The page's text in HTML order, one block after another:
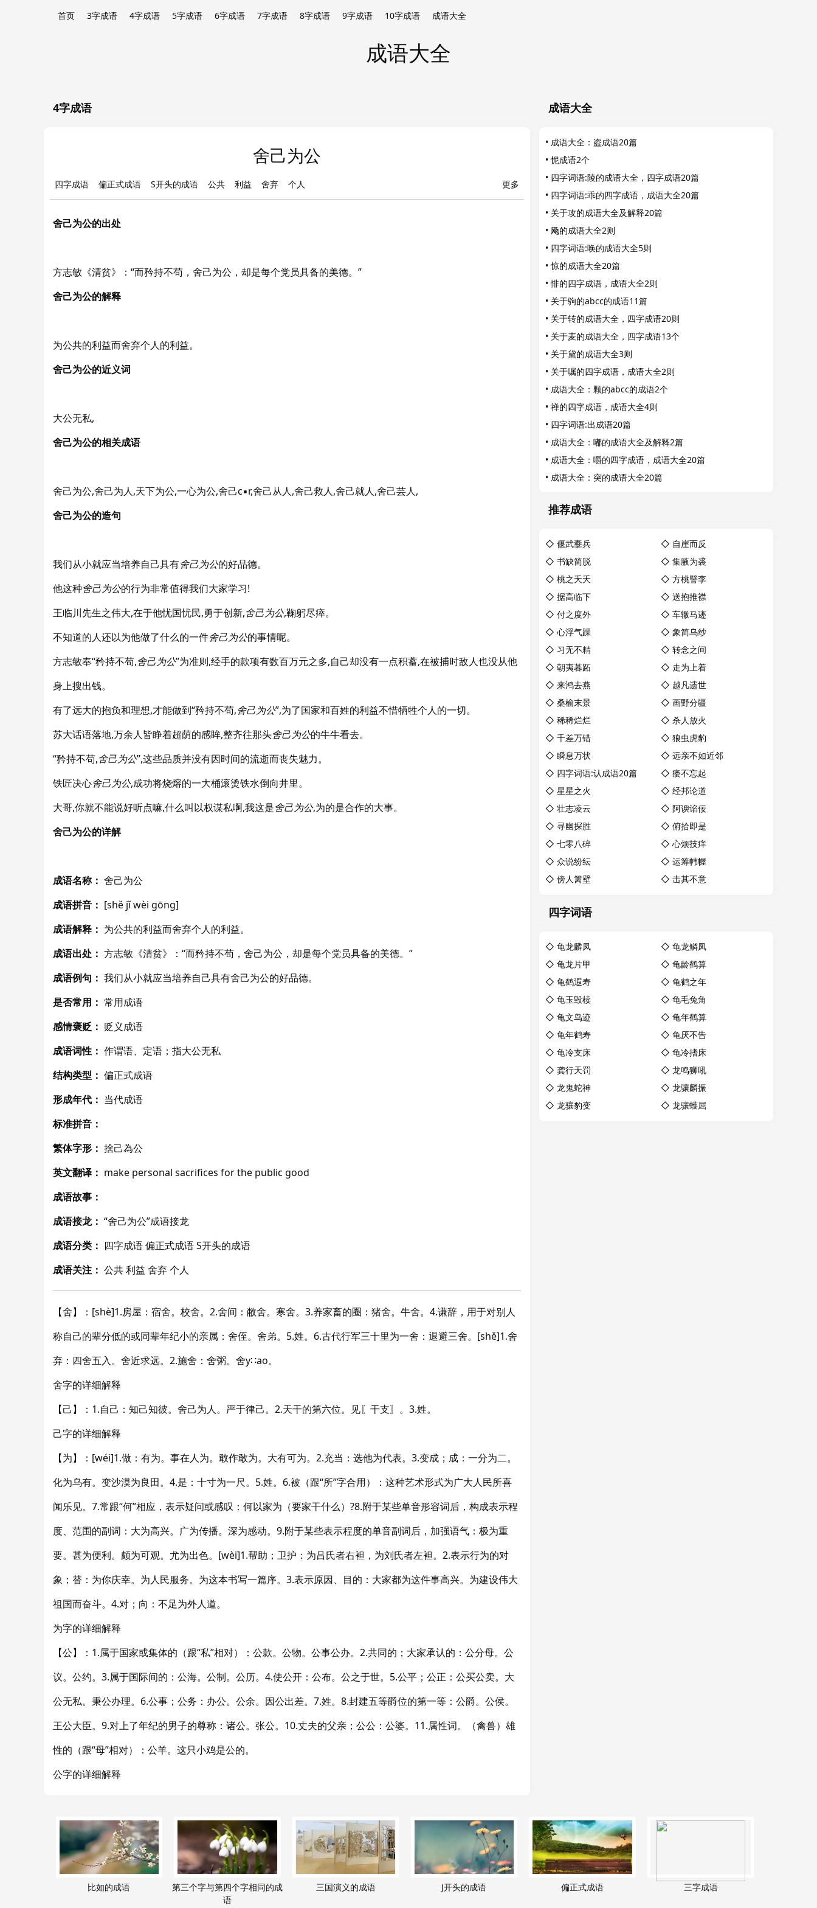
首页 3字成语 4字成语 5字成语 6字成语 7字成语 8字成语 9字成语 10字成语 成语大全
成语大全
4字成语
舍己为公
更多
四字成语 偏正式成语 S开头的成语 公共 利益 舍弃 个人
舍己为公的出处
方志敏《清贫》：“而矜持不苟，舍己为公，却是每个党员具备的美德。”
舍己为公的解释
为公共的利益而舍弃个人的利益。
舍己为公的近义词
大公无私,
舍己为公的相关成语
舍己为公,舍己为人,天下为公,一心为公,舍己c▪r,舍己从人,舍己救人,舍己就人,舍己芸人,
舍己为公的造句
我们从小就应当培养自己具有舍己为公的好品德。
他这种舍己为公的行为非常值得我们大家学习!
王临川先生之伟大,在于他忧国忧民,勇于创新,舍己为公,鞠躬尽瘁。
不知道的人还以为他做了什么的一件舍己为公的事情呢。
方志敏奉“矜持不苟,舍己为公”为准则,经手的款项有数百万元之多,自己却没有一点积蓄,在被捕时敌人也没从他
身上搜出钱。
有了远大的抱负和理想,才能做到“矜持不苟,舍己为公”,为了国家和百姓的利益不惜牺牲个人的一切。
苏大话语落地,万余人皆睁着超荫的感眸,整齐往那头舍己为公的牛牛看去。
“矜持不苟,舍己为公”,这些品质并没有因时间的流逝而丧失魅力。
铁匠决心舍己为公,成功将烧熔的一大桶滚烫铁水倒向井里。
大哥,你就不能说好听点嘛,什么叫以权谋私啊,我这是舍己为公,为的是合作的大事。
舍己为公的详解
成语名称： 舍己为公
成语拼音： [shě jǐ wèi gōng]
成语解释： 为公共的利益而舍弃个人的利益。
成语出处： 方志敏《清贫》：“而矜持不苟，舍己为公，却是每个党员具备的美德。”
成语例句： 我们从小就应当培养自己具有舍己为公的好品德。
是否常用： 常用成语
感情褒贬： 贬义成语
成语词性： 作谓语、定语；指大公无私
结构类型： 偏正式成语
形成年代： 当代成语
标准拼音：
繁体字形： 捨己為公
英文翻译： make personal sacrifices for the public good
成语故事：
成语接龙： “舍己为公”成语接龙
成语分类： 四字成语 偏正式成语 S开头的成语
成语关注： 公共 利益 舍弃 个人
【舍】：[shè]1.房屋：宿舍。校舍。2.舍间：敝舍。寒舍。3.养家畜的圈：猪舍。牛舍。4.谦辞，用于对别人
称自己的辈分低的或同辈年纪小的亲属：舍侄。舍弟。5.姓。6.古代行军三十里为一舍：退避三舍。[shě]1.舍
弃：四舍五入。舍近求远。2.施舍：舍粥。舍y∷ao。
舍字的详细解释
【己】：1.自己：知己知彼。舍己为人。严于律己。2.天干的第六位。见〖干支〗。3.姓。
己字的详细解释
【为】：[wéi]1.做：有为。事在人为。敢作敢为。大有可为。2.充当：选他为代表。3.变成；成：一分为二。
化为乌有。变沙漠为良田。4.是：十寸为一尺。5.姓。6.被（跟“所”字合用）：这种艺术形式为广大人民所喜
闻乐见。7.常跟“何”相应，表示疑问或感叹：何以家为（要家干什么）?8.附于某些单音形容词后，构成表示程
度、范围的副词：大为高兴。广为传播。深为感动。9.附于某些表示程度的单音副词后，加强语气：极为重
要。甚为便利。颇为可观。尤为出色。[wèi]1.帮助；卫护：为吕氏者右袒，为刘氏者左袒。2.表示行为的对
象；替：为你庆幸。为人民服务。为这本书写一篇序。3.表示原因、目的：大家都为这件事高兴。为建设伟大
祖国而奋斗。4.对；向：不足为外人道。
为字的详细解释
【公】：1.属于国家或集体的（跟“私”相对）：公款。公物。公事公办。2.共同的；大家承认的：公分母。公
议。公约。3.属于国际间的：公海。公制。公历。4.使公开：公布。公之于世。5.公平；公正：公买公卖。大
公无私。秉公办理。6.公事；公务：办公。公余。因公出差。7.姓。8.封建五等爵位的第一等：公爵。公侯。
王公大臣。9.对上了年纪的男子的尊称：诸公。张公。10.丈夫的父亲；公公：公婆。11.属性词。（禽兽）雄
性的（跟“母”相对）：公羊。这只小鸡是公的。
公字的详细解释
成语大全
• 成语大全：盗成语20篇
•怩成语2个
• 四字词语:陵的成语大全，四字成语20篇
• 四字词语:乖的四字成语，成语大全20篇
• 关于攻的成语大全及解释20篇
• 飏的成语大全2则
• 四字词语:唤的成语大全5则
•惊的成语大全20篇
•悱的四字成语，成语大全2则
• 关于驹的abcc的成语11篇
• 关于转的成语大全，四字成语20则
• 关于麦的成语大全，四字成语13个
• 关于黛的成语大全3则
• 关于嘱的四字成语，成语大全2则
• 成语大全：颗的abcc的成语2个
• 禅的四字成语，成语大全4则
• 四字词语:出成语20篇
• 成语大全：嘟的成语大全及解释2篇
• 成语大全：嚼的四字成语，成语大全20篇
• 成语大全：突的成语大全20篇
推荐成语
◇ 偃武櫜兵 ◇ 自崖而反
◇ 书缺简脱 ◇ 集腋为裘
◇ 桃之夭夭 ◇ 方桃譬李
◇ 据高临下 ◇ 送抱推襟
◇ 付之度外 ◇ 车辙马迹
◇ 心浮气躁 ◇ 象简乌纱
◇ 习无不精 ◇ 转念之间
◇ 朝夷暮跖 ◇ 走为上着
◇ 来鸿去燕 ◇ 越凡遗世
◇ 桑榆末景 ◇ 画野分疆
◇ 稀稀烂烂 ◇ 杀人放火
◇ 千差万错 ◇ 狼虫虎豹
◇ 瞬息万状 ◇ 远亲不如近邻
◇ 四字词语:认成语20篇 ◇ 痿不忘起
◇ 星星之火 ◇ 经邦论道
◇ 壮志凌云 ◇ 阿谀谄佞
◇ 寻幽探胜 ◇ 俯拾即是
◇ 七零八碎 ◇ 心烦技痒
◇ 众说纷纭 ◇ 运筹帏幄
◇ 傍人篱壁 ◇ 击其不意
四字词语
◇ 龟龙麟凤 ◇ 龟龙鳞凤
◇ 龟龙片甲 ◇ 龟龄鹤算
◇ 龟鹤遐寿 ◇ 龟鹤之年
◇ 龟玉毁椟 ◇ 龟毛兔角
◇ 龟文鸟迹 ◇ 龟年鹤算
◇ 龟年鹤寿 ◇ 龟厌不告
◇ 龟冷支床 ◇ 龟冷搘床
◇ 龚行天罚 ◇ 龙鸣狮吼
◇ 龙鬼蛇神 ◇ 龙骧麟振
◇ 龙骧豹变 ◇ 龙骧蠖屈
比如的成语
第三个字与第四个字相同的成
语
三国演义的成语 J开头的成语 偏正式成语 三字成语